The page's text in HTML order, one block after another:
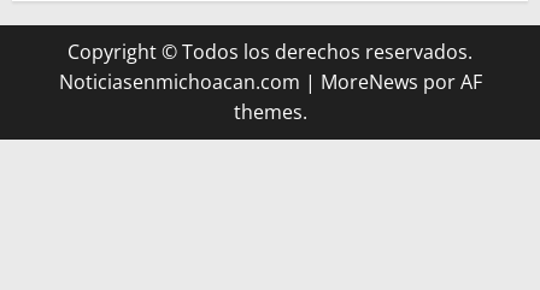
Copyright © Todos los derechos reservados.
Noticiasenmichoacan.com | MoreNews por AF
themes.